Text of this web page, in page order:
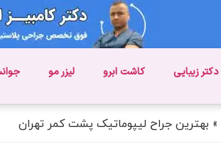
دکتر زیبایی کاشت ابرو لیزر مو
» بهترین جراح لیپوماتیک پشت کمر تهران